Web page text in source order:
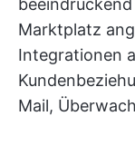
Marktplatz
Integrationen
Mail,